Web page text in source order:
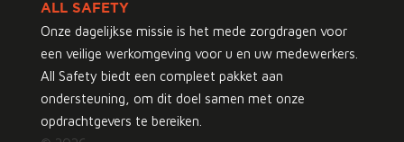
ALL SAFETY
Onze dagelijkse missie is het mede zorgdragen voor
een veilige werkomgeving voor u en uw medewerkers.
All Safety biedt een compleet pakket aan
ondersteuning, om dit doel samen met onze
opdrachtgevers te bereiken.